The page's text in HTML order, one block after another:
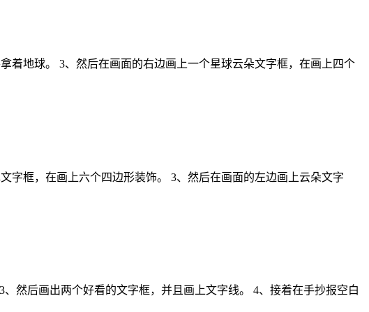
着地球。 3、然后在画面的右边画上一个星球云朵文字框，在画上四个
字框，在画上六个四边形装饰。 3、然后在画面的左边画上云朵文字
然后画出两个好看的文字框，并且画上文字线。 4、接着在手抄报空白